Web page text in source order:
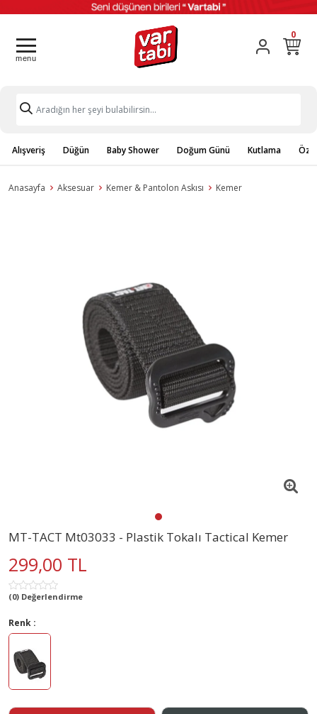
0
Alışveriş Düğün Baby Shower Doğum Günü Kutlama
Anasayfa Aksesuar Kemer & Pantolon Askısı Kemer
MT-TACT Mt03033 - Plastik Tokalı Tactical Kemer
299,00 TL
(0) Değerlendirme
Renk :